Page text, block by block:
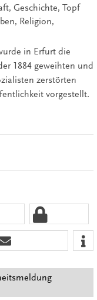
Geschichte, Topf
Religion,
in Erfurt die
1884 geweihten und
zerstörten
vorgestellt.